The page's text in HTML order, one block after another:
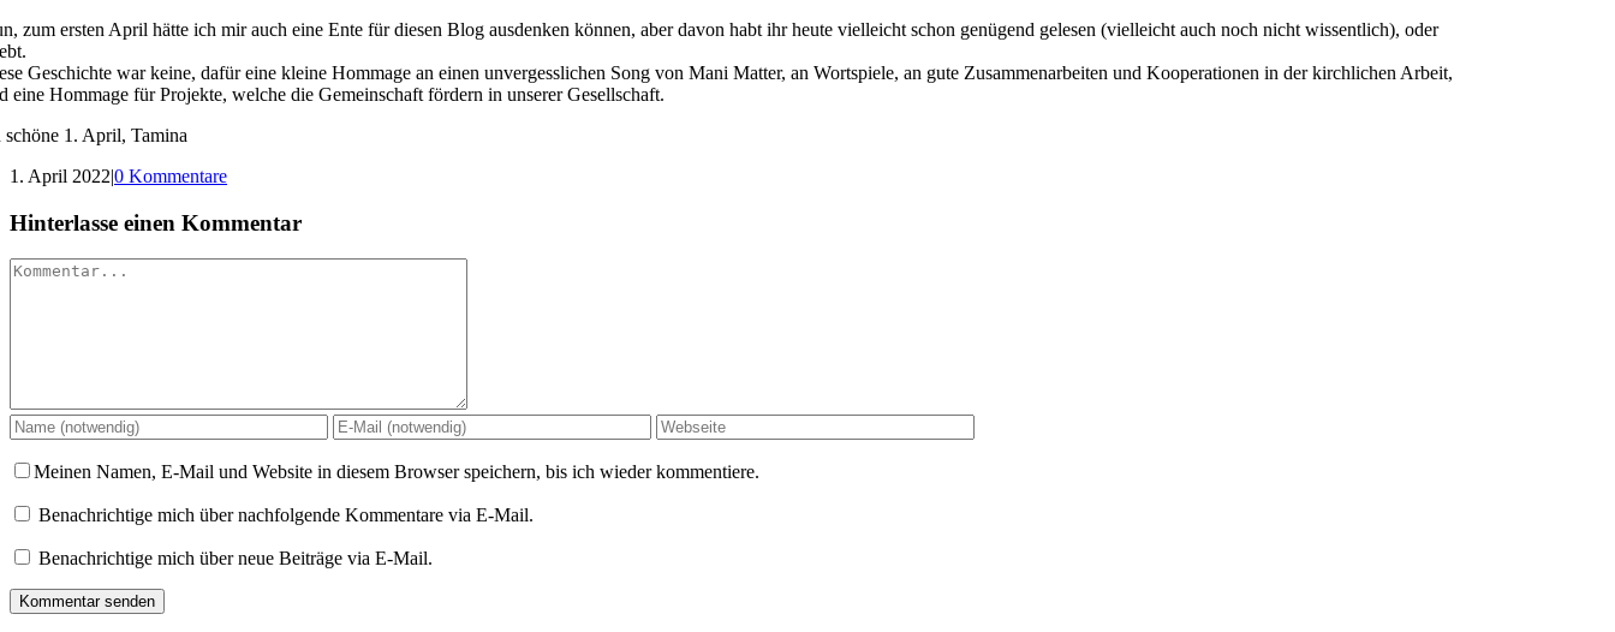
zum ersten April hätte ich mir auch eine Ente für diesen Blog ausdenken können, aber davon habt ihr heute vielleicht schon genügend gelesen (vielleicht auch noch nicht wissentlich), oder
Geschichte war keine, dafür eine kleine Hommage an einen unvergesslichen Song von Mani Matter, an Wortspiele, an gute Zusammenarbeiten und Kooperationen in der kirchlichen Arbeit,
eine Hommage für Projekte, welche die Gemeinschaft fördern in unserer Gesellschaft.
schöne 1. April, Tamina
1. April 2022|0 Kommentare
Hinterlasse einen Kommentar
Kommentar
Meinen Namen, E-Mail und Website in diesem Browser speichern, bis ich wieder kommentiere.
Benachrichtige mich über nachfolgende Kommentare via E-Mail.
Benachrichtige mich über neue Beiträge via E-Mail.